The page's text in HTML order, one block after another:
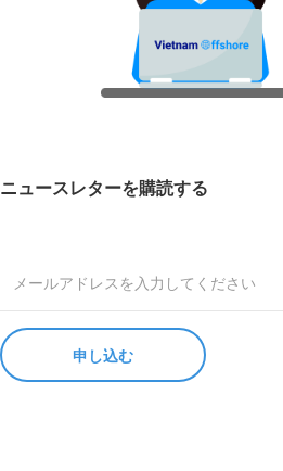
ニュースレターを購読する